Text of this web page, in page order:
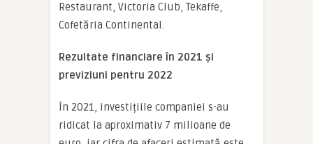
Restaurant, Victoria Club, Tekaffe,
Cofetăria Continental.
Rezultate financiare în 2021 și
previziuni pentru 2022
În 2021, investițiile companiei s-au
ridicat la aproximativ 7 milioane de